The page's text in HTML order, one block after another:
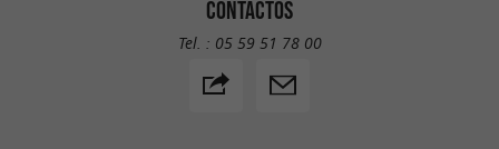
CONTACTOS
Tel. : 05 59 51 78 00